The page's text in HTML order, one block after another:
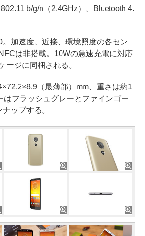
b/g/n（2.4GHz）、Bluetooth 4.
加速度、近接、環境照度の各セン
は非搭載。10Wの急速充電に対応
ージに同梱される。
（最薄部）mm、重さは約1
はフラッシュグレーとファインゴー
ップする。